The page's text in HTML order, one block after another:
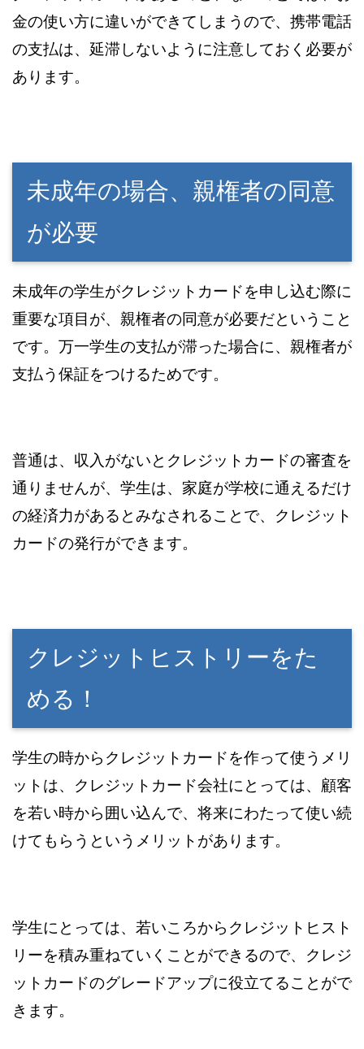
金の使い方に違いができてしまうので、携帯電話
の支払は、延滞しないように注意しておく必要が
あります。
未成年の場合、親権者の同意
が必要
未成年の学生がクレジットカードを申し込む際に
重要な項目が、親権者の同意が必要だということ
です。万一学生の支払が滞った場合に、親権者が
支払う保証をつけるためです。
普通は、収入がないとクレジットカードの審査を
通りませんが、学生は、家庭が学校に通えるだけ
の経済力があるとみなされることで、クレジット
カードの発行ができます。
クレジットヒストリーをた
める！
学生の時からクレジットカードを作って使うメリ
ットは、クレジットカード会社にとっては、顧客
を若い時から囲い込んで、将来にわたって使い続
けてもらうというメリットがあります。
学生にとっては、若いころからクレジットヒスト
リーを積み重ねていくことができるので、クレジ
ットカードのグレードアップに役立てることがで
きます。